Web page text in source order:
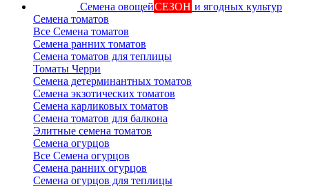
Семена овощейСЕЗОН и ягодных культур
Семена томатов
Все Семена томатов
Семена ранних томатов
Семена томатов для теплицы
Томаты Черри
Семена детерминантных томатов
Семена экзотических томатов
Семена карликовых томатов
Семена томатов для балкона
Элитные семена томатов
Семена огурцов
Все Семена огурцов
Семена ранних огурцов
Семена огурцов для теплицы